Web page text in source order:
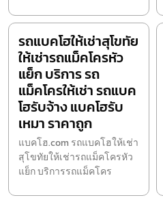
รถแบคโฮให้เช่าสุโขทัย
ให้เช่ารถแม็คโครหัว
แย็ก บริการ รถ
แม็คโครให้เช่า รถแบค
โฮรับจ้าง แบคโฮรับ
เหมา ราคาถูก
แบคโฮ.com รถแบคโฮให้เช่า
สุโขทัยให้เช่ารถแม็คโครหัว
แย็ก บริการรถแม็คโคร